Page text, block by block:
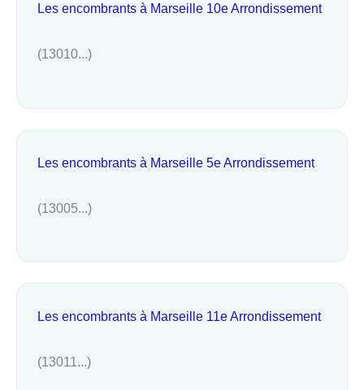
Les encombrants à Marseille 10e Arrondissement
(13010...)
Les encombrants à Marseille 5e Arrondissement
(13005...)
Les encombrants à Marseille 11e Arrondissement
(13011...)